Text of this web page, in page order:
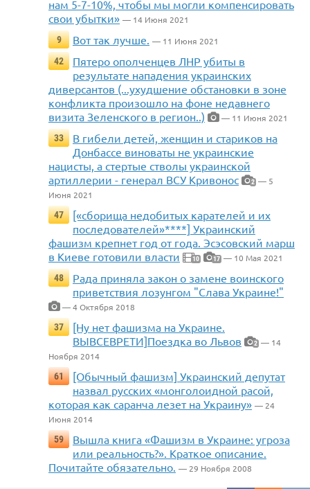
нам 5-7-10%, чтобы мы могли компенсировать
свои убытки» — 14 Июня 2021
9
Вот так лучше. — 11 Июня 2021
42
Пятеро ополченцев ЛНР убиты в
результате нападения украинских
диверсантов (...ухудшение обстановки в зоне
конфликта произошло на фоне недавнего
визита Зеленского в регион..)
— 11 Июня 2021
33
В гибели детей, женщин и стариков на
Донбассе виноваты не украинские
нацисты, а стертые стволы украинской
артиллерии - генерал ВСУ Кривонос
2 — 5
Июня 2021
47
[«сборища недобитых карателей и их
последователей»****] Украинский
фашизм крепнет год от года. Эсэсовский марш
в Киеве готовили власти
10 17 — 10 Мая 2021
48
Рада приняла закон о замене воинского
приветствия лозунгом "Слава Украине!"
— 4 Октября 2018
37
[Ну нет фашизма на Украине.
ВЫВСЕВРЕТИ]Поездка во Львов
2 — 14
Ноября 2014
61
[Обычный фашизм] Украинский депутат
назвал русских «монголоидной расой,
которая как саранча лезет на Украину» — 24
Июня 2014
59
Вышла книга «Фашизм в Украине: угроза
или реальность?». Краткое описание.
Почитайте обязательно. — 29 Ноября 2008